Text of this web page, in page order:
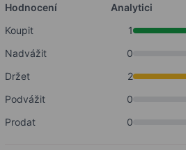
Hodnocení
Analytici
Koupit
1
Nadvážit
0
Držet
2
Podvážit
0
Prodat
0